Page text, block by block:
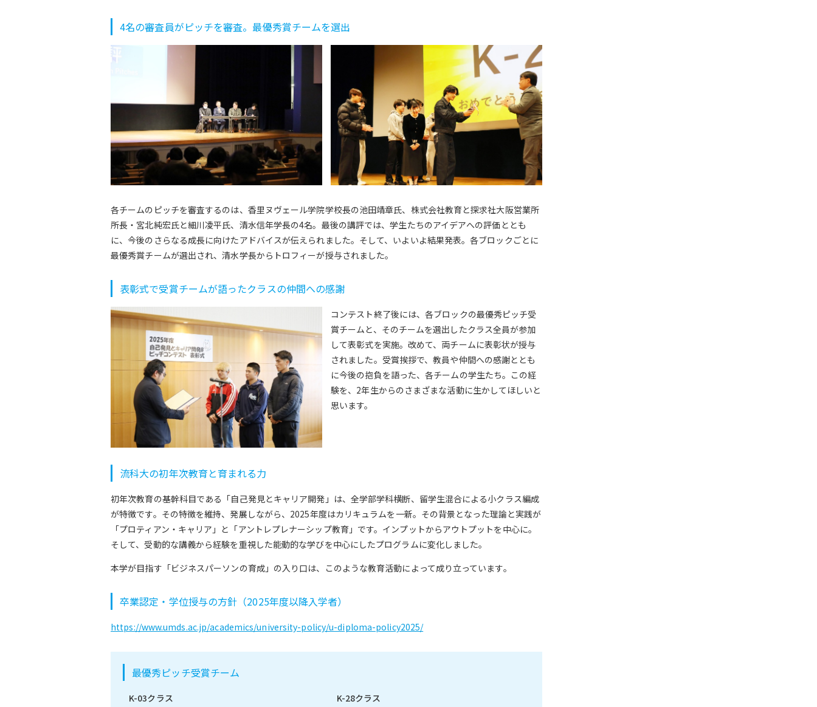
4名の審査員がピッチを審査。最優秀賞チームを選出
各チームのピッチを審査するのは、香里ヌヴェール学院学校長の池田靖章氏、株式会社教育と探求社大阪営業所
所長・宮北純宏氏と細川凌平氏、清水信年学長の4名。最後の講評では、学生たちのアイデアへの評価ととも
に、今後のさらなる成長に向けたアドバイスが伝えられました。そして、いよいよ結果発表。各ブロックごとに
最優秀賞チームが選出され、清水学長からトロフィーが授与されました。
表彰式で受賞チームが語ったクラスの仲間への感謝
コンテスト終了後には、各ブロックの最優秀ピッチ受
賞チームと、そのチームを選出したクラス全員が参加
して表彰式を実施。改めて、両チームに表彰状が授与
されました。受賞挨拶で、教員や仲間への感謝ととも
に今後の抱負を語った、各チームの学生たち。この経
験を、2年生からのさまざまな活動に生かしてほしいと
思います。
流科大の初年次教育と育まれる力
初年次教育の基幹科目である「自己発見とキャリア開発」は、全学部学科横断、留学生混合による小クラス編成
が特徴です。その特徴を維持、発展しながら、2025年度はカリキュラムを一新。その背景となった理論と実践が
「プロティアン・キャリア」と「アントレプレナーシップ教育」です。インプットからアウトプットを中心に。
そして、受動的な講義から経験を重視した能動的な学びを中心にしたプログラムに変化しました。
本学が目指す「ビジネスパーソンの育成」の入り口は、このような教育活動によって成り立っています。
卒業認定・学位授与の方針（2025年度以降入学者）
https://www.umds.ac.jp/academics/university-policy/u-diploma-policy2025/
最優秀ピッチ受賞チーム
K-03クラス K-28クラス